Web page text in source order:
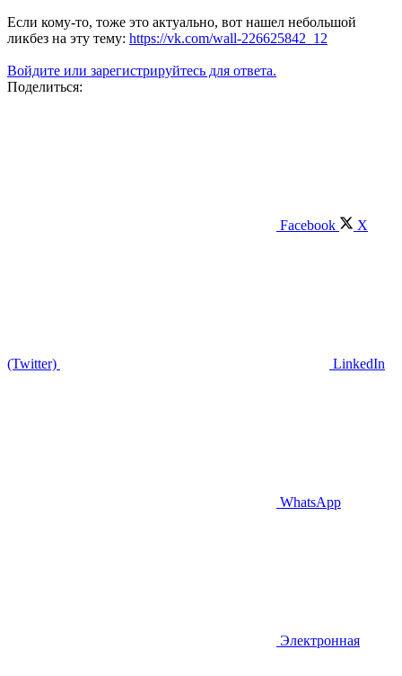
Если кому-то, тоже это актуально, вот нашел небольшой
ликбез на эту тему: https://vk.com/wall-226625842_12
Войдите или зарегистрируйтесь для ответа.
Поделиться:
Facebook X
(Twitter) LinkedIn
WhatsApp
Электронная